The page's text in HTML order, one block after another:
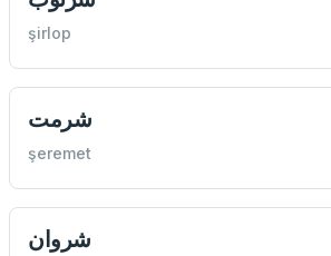
şirlop
شرمت
şeremet
شروان